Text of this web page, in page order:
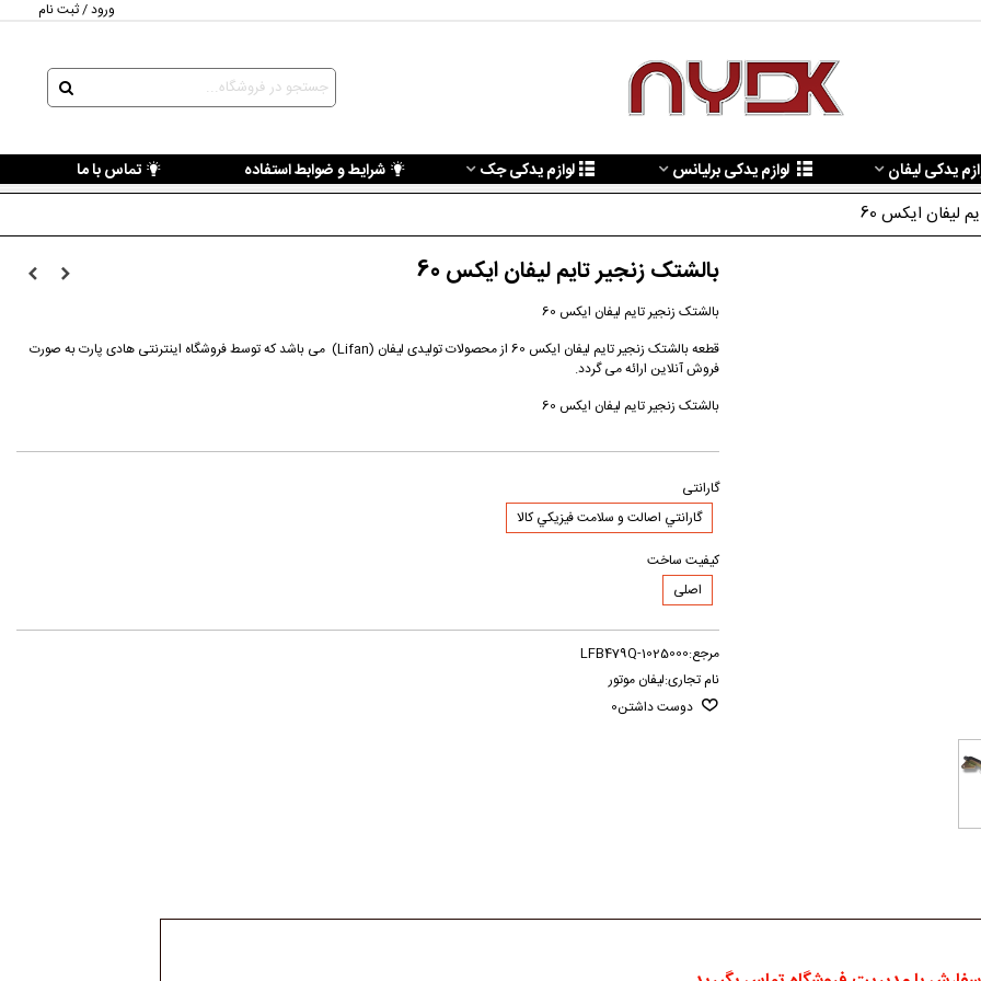
ورود / ثبت نام
یدکی لیفان لوازم یدکی برلیانس لوازم یدکی جک شرایط و ضوابط استفاده تماس با ما
لیفان ایکس 60
بالشتک زنجیر تایم لیفان ایکس 60
بالشتک زنجیر تایم لیفان ایکس 60
قطعه بالشتک زنجیر تایم لیفان ایکس 60 از محصولات تولیدی لیفان (Lifan) می باشد که توسط فروشگاه اینترنتی هادی پارت به صورت
فروش آنلاین ارائه می گردد.
بالشتک زنجیر تایم لیفان ایکس 60
گارانتی
گارانتي اصالت و سلامت فيزيکي کالا
کیفیت ساخت
اصلی
مرجع:LFB479Q-1025000
نام تجاری:لیفان موتور
دوست داشتن0